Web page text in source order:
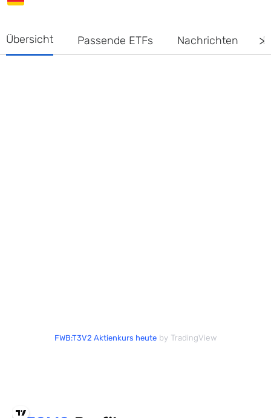
Übersicht Passende ETFs Nachrichten
FWB:T3V2 Aktienkurs heute by TradingView